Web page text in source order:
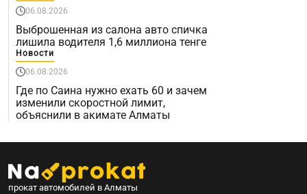
06.08.2026
Выброшенная из салона авто спичка
лишила водителя 1,6 миллиона тенге
Новости
06.08.2026
Где по Саина нужно ехать 60 и зачем
изменили скоростной лимит,
объяснили в акимате Алматы
прокат автомобилей в Алматы